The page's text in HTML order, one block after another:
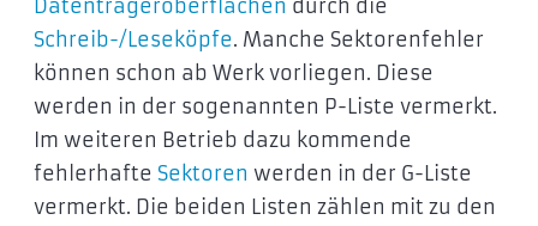
Datenträgeroberflächen durch die
Schreib-/Leseköpfe. Manche Sektorenfehler
können schon ab Werk vorliegen. Diese
werden in der sogenannten P-Liste vermerkt.
Im weiteren Betrieb dazu kommende
fehlerhafte Sektoren werden in der G-Liste
vermerkt. Die beiden Listen zählen mit zu den